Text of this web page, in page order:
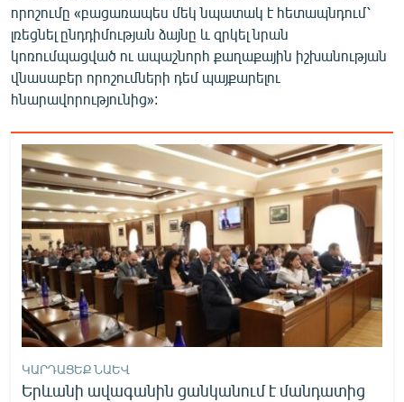
որոշումը «բացառապես մեկ նպատակ է հետապնդում՝
լռեցնել ընդդիմության ձայնը և զրկել նրան
կոռումպացված ու ապաշնորհ քաղաքային իշխանության
վնասաբեր որոշումների դեմ պայքարելու
հնարավորությունից»:
ԿԱՐԴԱՑԵՔ ՆԱԵՎ
Երևանի ավագանին ցանկանում է մանդատից